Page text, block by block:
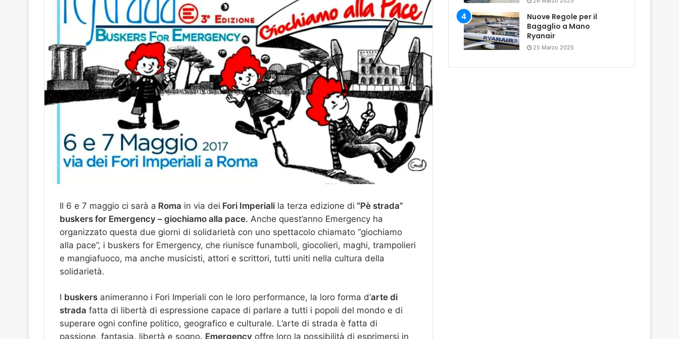
Il 6 e 7 maggio ci sarà a Roma in via dei Fori Imperiali la terza edizione di “Pè strada”
buskers for Emergency – giochiamo alla pace. Anche quest’anno Emergency ha
organizzato questa due giorni di solidarietà con uno spettacolo chiamato “giochiamo
alla pace”, i buskers for Emergency, che riunisce funamboli, giocolieri, maghi, trampolieri
e mangiafuoco, ma anche musicisti, attori e scrittori, tutti uniti nella cultura della
solidarietà.
I buskers animeranno i Fori Imperiali con le loro performance, la loro forma d’arte di
strada fatta di libertà di espressione capace di parlare a tutti i popoli del mondo e di
superare ogni confine politico, geografico e culturale. L’arte di strada è fatta di
passione, fantasia, libertà e sogno. Emergency offre loro la possibilità di esprimersi in
Nuove Regole per il
Bagaglio a Mano
Ryanair
25 Marzo 2025